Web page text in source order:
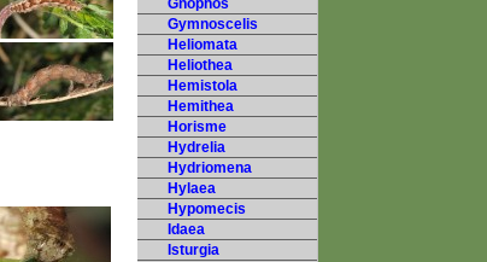
Gnophos
Gymnoscelis
Heliomata
Heliothea
Hemistola
Hemithea
Horisme
Hydrelia
Hydriomena
Hylaea
Hypomecis
Idaea
Isturgia